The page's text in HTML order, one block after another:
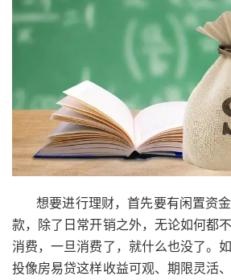
想要进行理财，首先要有闲置资
款，除了日常开销之外，无论如何都
消费，一旦消费了，就什么也没了。
投像房易贷这样收益可观、期限灵活